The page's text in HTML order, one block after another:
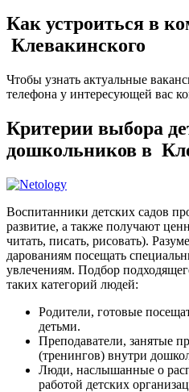
Как устроиться в
Клевакинского
Чтобы узнать актуальные
телефона у интересующей вас
Критерии выбора
дошкольников в
Воспитанники детских садов
развитие, а также получают
читать, писать, рисовать).
дарованиям посещать
увлечениям. Подбор
таких категорий людей:
Родители, готовые
детьми.
Преподаватели, занятые
(тренингов) внутри
Люди, наслышанные о
работой детских